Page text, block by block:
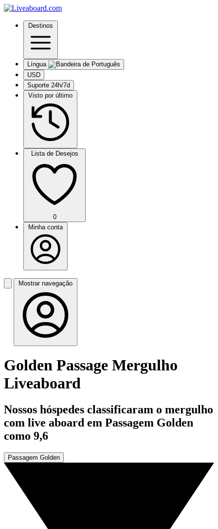
Destinos
Língua
USD
Suporte 24h/7d
Visto por último
Lista de Desejos
0
Minha conta
Mostrar navegação
Golden Passage Mergulho
Liveaboard
Nossos hóspedes classificaram o mergulho
com live aboard em Passagem Golden
como 9,6
Passagem Golden